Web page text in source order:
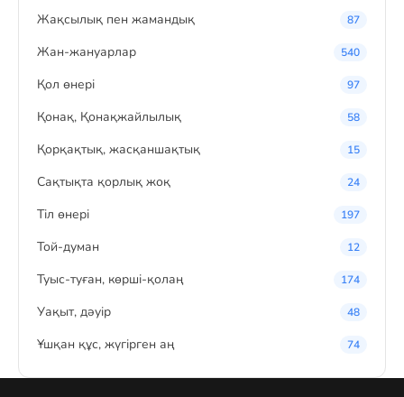
Жақсылық пен жамандық 87
Жан-жануарлар 540
Қол өнері 97
Қонақ, Қонақжайлылық 58
Қорқақтық, жасқаншақтық 15
Сақтықта қорлық жоқ 24
Тіл өнері 197
Той-думан 12
Туыс-туған, көрші-қолаң 174
Уақыт, дәуір 48
Ұшқан құс, жүгірген аң 74